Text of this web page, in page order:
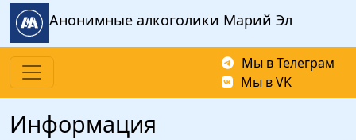
Перейти к основному содержанию
Анонимные алкоголики Марий Эл
Мы в Телеграм
Мы в VK
Информация